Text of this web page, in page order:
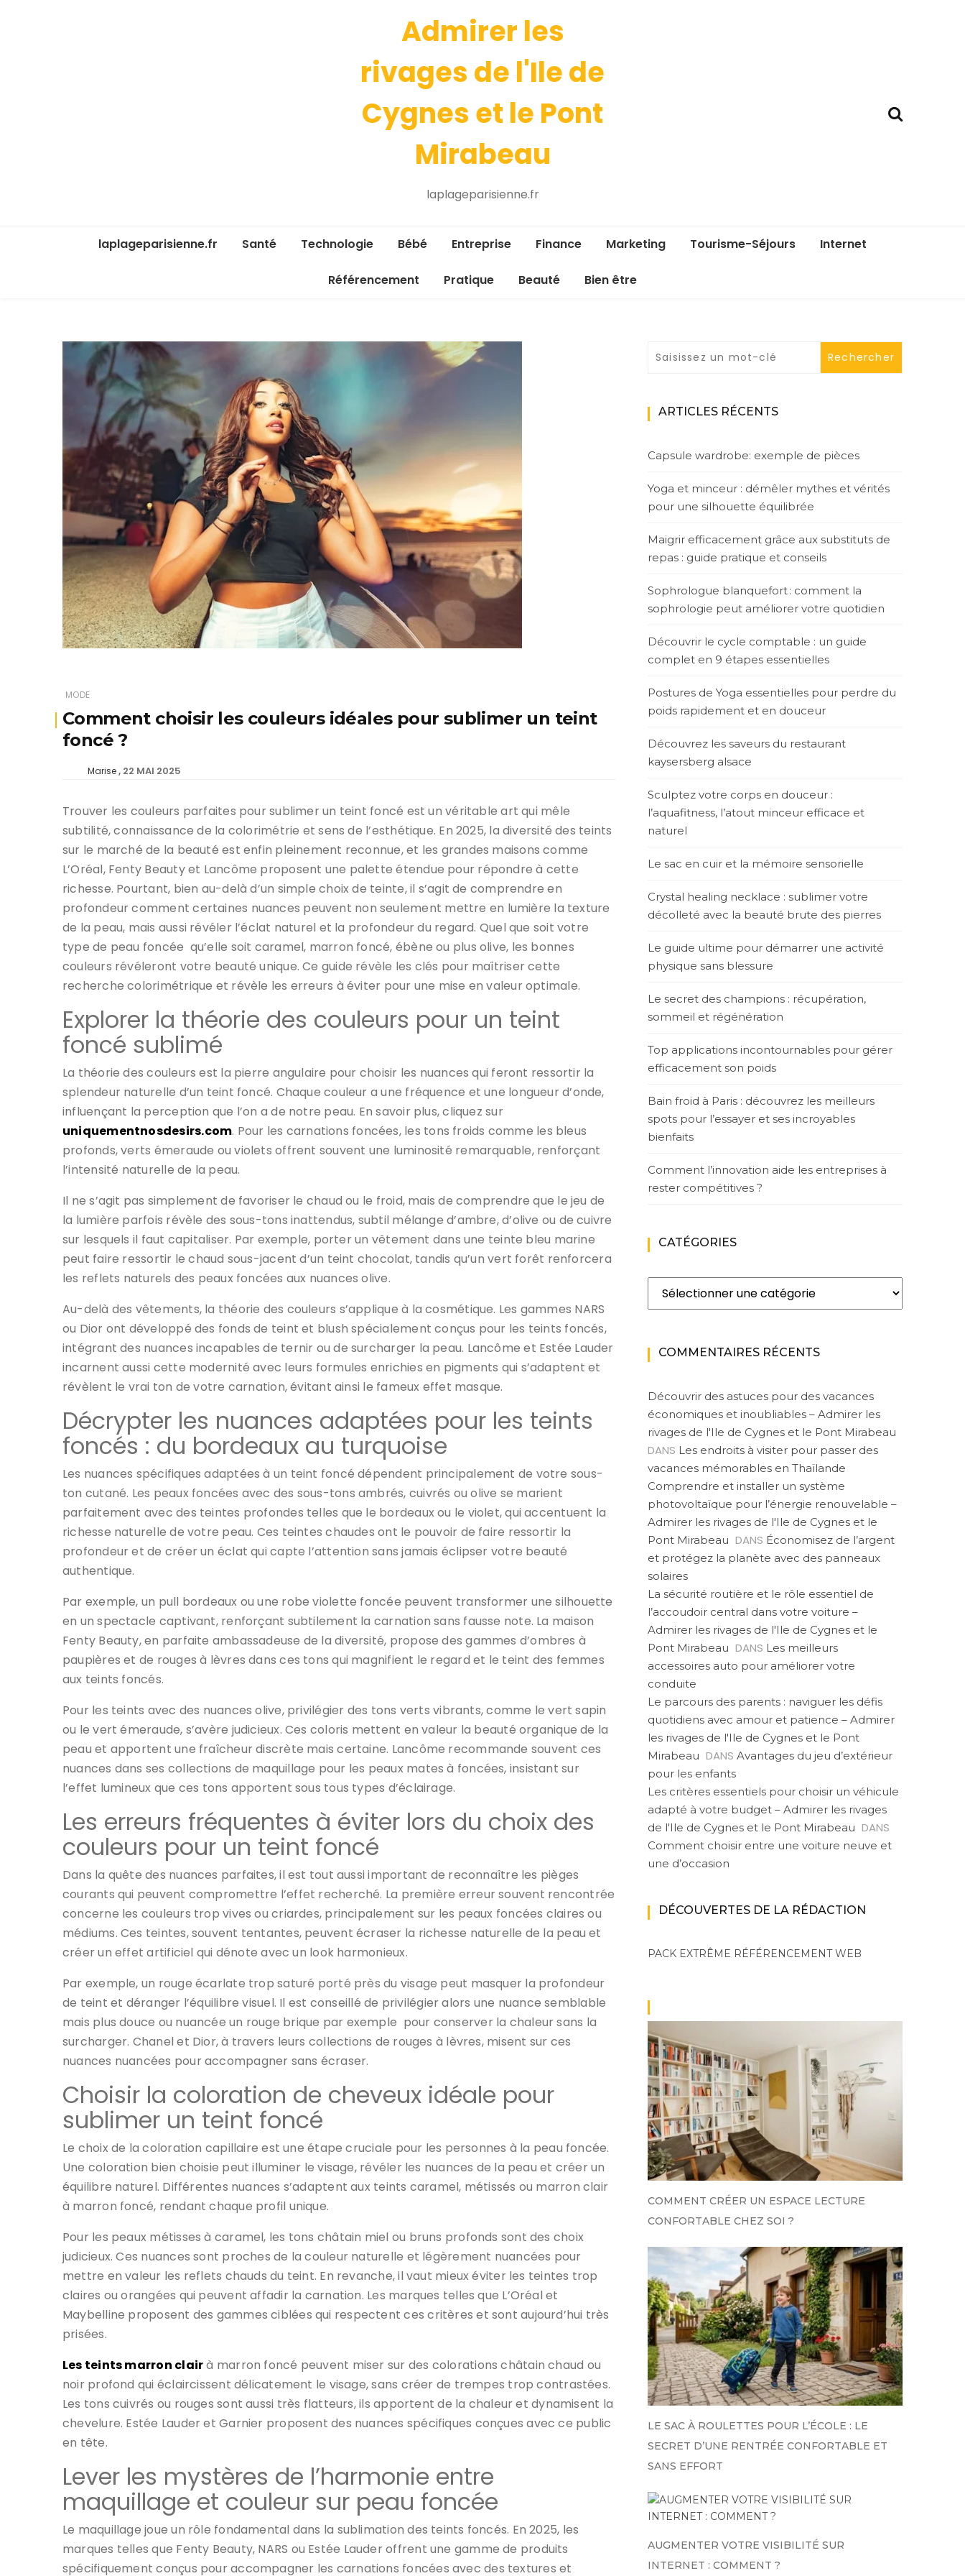
Admirer les
rivages de l'Ile de
Cygnes et le Pont
Mirabeau
laplageparisienne.fr
laplageparisienne.fr Santé Technologie Bébé Entreprise Finance Marketing Tourisme-Séjours Internet
Référencement Pratique Beauté Bien être
MODE
Comment choisir les couleurs idéales pour sublimer un teint
foncé ?
Marise 22 MAI 2025
Trouver les couleurs parfaites pour sublimer un teint foncé est un véritable art qui mêle
subtilité, connaissance de la colorimétrie et sens de l’esthétique. En 2025, la diversité des teints
sur le marché de la beauté est enfin pleinement reconnue, et les grandes maisons comme
L’Oréal, Fenty Beauty et Lancôme proposent une palette étendue pour répondre à cette
richesse. Pourtant, bien au-delà d’un simple choix de teinte, il s’agit de comprendre en
profondeur comment certaines nuances peuvent non seulement mettre en lumière la texture
de la peau, mais aussi révéler l’éclat naturel et la profondeur du regard. Quel que soit votre
type de peau foncée qu’elle soit caramel, marron foncé, ébène ou plus olive, les bonnes
couleurs révéleront votre beauté unique. Ce guide révèle les clés pour maîtriser cette
recherche colorimétrique et révèle les erreurs à éviter pour une mise en valeur optimale.
Explorer la théorie des couleurs pour un teint
foncé sublimé
La théorie des couleurs est la pierre angulaire pour choisir les nuances qui feront ressortir la
splendeur naturelle d’un teint foncé. Chaque couleur a une fréquence et une longueur d’onde,
influençant la perception que l’on a de notre peau. En savoir plus, cliquez sur
uniquementnosdesirs.com. Pour les carnations foncées, les tons froids comme les bleus
profonds, verts émeraude ou violets offrent souvent une luminosité remarquable, renforçant
l’intensité naturelle de la peau.
Il ne s’agit pas simplement de favoriser le chaud ou le froid, mais de comprendre que le jeu de
la lumière parfois révèle des sous-tons inattendus, subtil mélange d’ambre, d’olive ou de cuivre
sur lesquels il faut capitaliser. Par exemple, porter un vêtement dans une teinte bleu marine
peut faire ressortir le chaud sous-jacent d’un teint chocolat, tandis qu’un vert forêt renforcera
les reflets naturels des peaux foncées aux nuances olive.
Au-delà des vêtements, la théorie des couleurs s’applique à la cosmétique. Les gammes NARS
ou Dior ont développé des fonds de teint et blush spécialement conçus pour les teints foncés,
intégrant des nuances incapables de ternir ou de surcharger la peau. Lancôme et Estée Lauder
incarnent aussi cette modernité avec leurs formules enrichies en pigments qui s’adaptent et
révèlent le vrai ton de votre carnation, évitant ainsi le fameux effet masque.
Décrypter les nuances adaptées pour les teints
foncés : du bordeaux au turquoise
Les nuances spécifiques adaptées à un teint foncé dépendent principalement de votre sous-
ton cutané. Les peaux foncées avec des sous-tons ambrés, cuivrés ou olive se marient
parfaitement avec des teintes profondes telles que le bordeaux ou le violet, qui accentuent la
richesse naturelle de votre peau. Ces teintes chaudes ont le pouvoir de faire ressortir la
profondeur et de créer un éclat qui capte l’attention sans jamais éclipser votre beauté
authentique.
Par exemple, un pull bordeaux ou une robe violette foncée peuvent transformer une silhouette
en un spectacle captivant, renforçant subtilement la carnation sans fausse note. La maison
Fenty Beauty, en parfaite ambassadeuse de la diversité, propose des gammes d’ombres à
paupières et de rouges à lèvres dans ces tons qui magnifient le regard et le teint des femmes
aux teints foncés.
Pour les teints avec des nuances olive, privilégier des tons verts vibrants, comme le vert sapin
ou le vert émeraude, s’avère judicieux. Ces coloris mettent en valeur la beauté organique de la
peau et apportent une fraîcheur discrète mais certaine. Lancôme recommande souvent ces
nuances dans ses collections de maquillage pour les peaux mates à foncées, insistant sur
l’effet lumineux que ces tons apportent sous tous types d’éclairage.
Les erreurs fréquentes à éviter lors du choix des
couleurs pour un teint foncé
Dans la quête des nuances parfaites, il est tout aussi important de reconnaître les pièges
courants qui peuvent compromettre l’effet recherché. La première erreur souvent rencontrée
concerne les couleurs trop vives ou criardes, principalement sur les peaux foncées claires ou
médiums. Ces teintes, souvent tentantes, peuvent écraser la richesse naturelle de la peau et
créer un effet artificiel qui dénote avec un look harmonieux.
Par exemple, un rouge écarlate trop saturé porté près du visage peut masquer la profondeur
de teint et déranger l’équilibre visuel. Il est conseillé de privilégier alors une nuance semblable
mais plus douce ou nuancée un rouge brique par exemple pour conserver la chaleur sans la
surcharger. Chanel et Dior, à travers leurs collections de rouges à lèvres, misent sur ces
nuances nuancées pour accompagner sans écraser.
Choisir la coloration de cheveux idéale pour
sublimer un teint foncé
Le choix de la coloration capillaire est une étape cruciale pour les personnes à la peau foncée.
Une coloration bien choisie peut illuminer le visage, révéler les nuances de la peau et créer un
équilibre naturel. Différentes nuances s’adaptent aux teints caramel, métissés ou marron clair
à marron foncé, rendant chaque profil unique.
Pour les peaux métisses à caramel, les tons châtain miel ou bruns profonds sont des choix
judicieux. Ces nuances sont proches de la couleur naturelle et légèrement nuancées pour
mettre en valeur les reflets chauds du teint. En revanche, il vaut mieux éviter les teintes trop
claires ou orangées qui peuvent affadir la carnation. Les marques telles que L’Oréal et
Maybelline proposent des gammes ciblées qui respectent ces critères et sont aujourd’hui très
prisées.
Les teints marron clairà marron foncé peuvent miser sur des colorations châtain chaud ou
noir profond qui éclaircissent délicatement le visage, sans créer de trempes trop contrastées.
Les tons cuivrés ou rouges sont aussi très flatteurs, ils apportent de la chaleur et dynamisent la
chevelure. Estée Lauder et Garnier proposent des nuances spécifiques conçues avec ce public
en tête.
Lever les mystères de l’harmonie entre
maquillage et couleur sur peau foncée
Le maquillage joue un rôle fondamental dans la sublimation des teints foncés. En 2025, les
marques telles que Fenty Beauty, NARS ou Estée Lauder offrent une gamme de produits
spécifiquement conçus pour accompagner les carnations foncées avec des textures et
ARTICLES RÉCENTS
Capsule wardrobe: exemple de pièces
Yoga et minceur : démêler mythes et vérités
pour une silhouette équilibrée
Maigrir efficacement grâce aux substituts de
repas : guide pratique et conseils
Sophrologue blanquefort : comment la
sophrologie peut améliorer votre quotidien
Découvrir le cycle comptable : un guide
complet en 9 étapes essentielles
Postures de Yoga essentielles pour perdre du
poids rapidement et en douceur
Découvrez les saveurs du restaurant
kaysersberg alsace
Sculptez votre corps en douceur :
l’aquafitness, l’atout minceur efficace et
naturel
Le sac en cuir et la mémoire sensorielle
Crystal healing necklace : sublimer votre
décolleté avec la beauté brute des pierres
Le guide ultime pour démarrer une activité
physique sans blessure
Le secret des champions : récupération,
sommeil et régénération
Top applications incontournables pour gérer
efficacement son poids
Bain froid à Paris : découvrez les meilleurs
spots pour l’essayer et ses incroyables
bienfaits
Comment l’innovation aide les entreprises à
rester compétitives ?
CATÉGORIES
Catégories
COMMENTAIRES RÉCENTS
Découvrir des astuces pour des vacances
économiques et inoubliables – Admirer les
rivages de l'Ile de Cygnes et le Pont Mirabeau
DANS Les endroits à visiter pour passer des
vacances mémorables en Thaïlande
Comprendre et installer un système
photovoltaïque pour l’énergie renouvelable –
Admirer les rivages de l'Ile de Cygnes et le
Pont Mirabeau DANS Économisez de l’argent
et protégez la planète avec des panneaux
solaires
La sécurité routière et le rôle essentiel de
l’accoudoir central dans votre voiture –
Admirer les rivages de l'Ile de Cygnes et le
Pont Mirabeau DANS Les meilleurs
accessoires auto pour améliorer votre
conduite
Le parcours des parents : naviguer les défis
quotidiens avec amour et patience – Admirer
les rivages de l'Ile de Cygnes et le Pont
Mirabeau DANS Avantages du jeu d’extérieur
pour les enfants
Les critères essentiels pour choisir un véhicule
adapté à votre budget – Admirer les rivages
de l'Ile de Cygnes et le Pont Mirabeau DANS
Comment choisir entre une voiture neuve et
une d’occasion
DÉCOUVERTES DE LA RÉDACTION
PACK EXTRÊME RÉFÉRENCEMENT WEB
COMMENT CRÉER UN ESPACE LECTURE
CONFORTABLE CHEZ SOI ?
LE SAC À ROULETTES POUR L’ÉCOLE : LE
SECRET D’UNE RENTRÉE CONFORTABLE ET
SANS EFFORT
AUGMENTER VOTRE VISIBILITÉ SUR
INTERNET : COMMENT ?